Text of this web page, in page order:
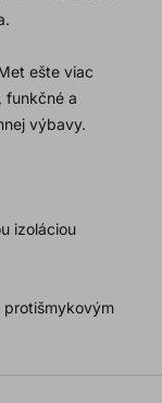
ešte viac
funkčné a
výbavy.
izoláciou
protišmykovým